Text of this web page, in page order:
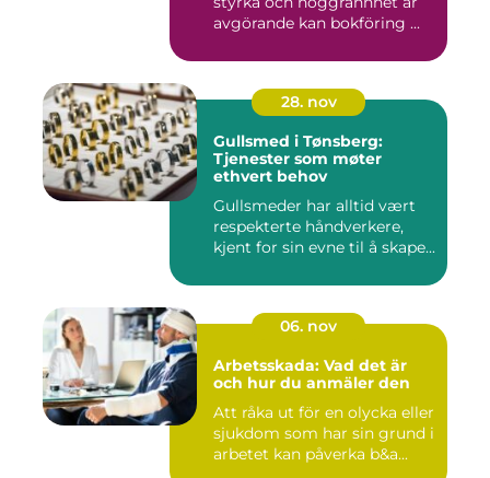
avgörande kan bokföring ...
28. nov
Gullsmed i Tønsberg:
Tjenester som møter
ethvert behov
Gullsmeder har alltid vært
respekterte håndverkere,
kjent for sin evne til å skape...
06. nov
Arbetsskada: Vad det är
och hur du anmäler den
Att råka ut för en olycka eller
sjukdom som har sin grund i
arbetet kan påverka b&a...